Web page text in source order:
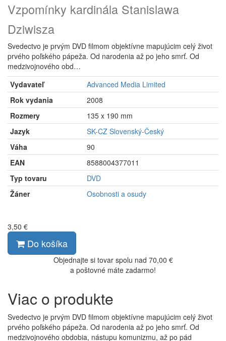
Vzpomínky kardinála Stanislawa
Dziwisza
Svedectvo je prvým DVD filmom objektívne mapujúcim celý život
prvého poľského pápeža. Od narodenia až po jeho smrť. Od
medzivojnového obd…
Vydavateľ
Advanced Media Limited
Rok vydania
2008
Rozmery
135 x 190 mm
Jazyk
SK-CZ Slovenský-Český
Váha
90
EAN
8588004377011
Typ tovaru
DVD
Žáner
Osobnosti a osudy
3,50 €
Do košíka
Objednajte si tovar spolu nad 70,00 €
a poštovné máte zadarmo!
Viac o produkte
Svedectvo je prvým DVD filmom objektívne mapujúcim celý život
prvého poľského pápeža. Od narodenia až po jeho smrť. Od
medzivojnového obdobia, nástupu komunizmu, až po pád